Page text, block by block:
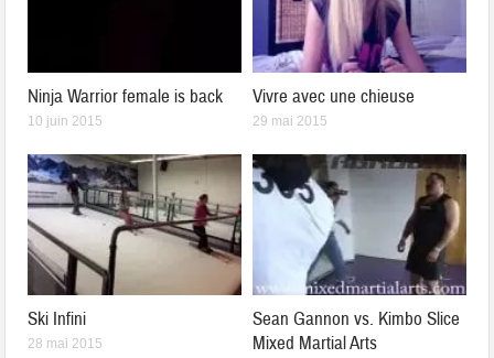
Ninja Warrior female is back
10 juin 2015
Vivre avec une chieuse
29 mai 2015
Ski Infini
28 mai 2015
Sean Gannon vs. Kimbo Slice
Mixed Martial Arts